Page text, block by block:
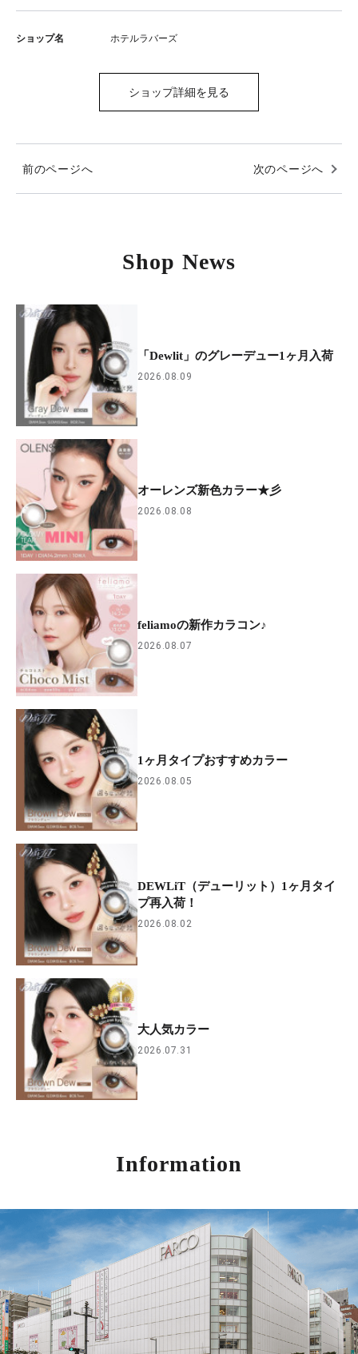
ショップ名 ホテルラバーズ
ショップ詳細を見る
前のページへ 次のページへ
Shop News
「Dewlit」のグレーデュー1ヶ月入荷
2026.08.09
オーレンズ新色カラー★彡
2026.08.08
feliamoの新作カラコン♪
2026.08.07
1ヶ月タイプおすすめカラー
2026.08.05
DEWLiT（デューリット）1ヶ月タイ
プ再入荷！
2026.08.02
大人気カラー
2026.07.31
Information